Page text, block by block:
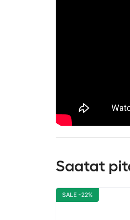
Saatat
SALE -22%